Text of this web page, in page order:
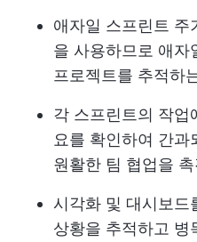
애자일 스프린트 주
을 사용하므로 애자
프로젝트를 추적하
각 스프린트의 작업
요를 확인하여 간과
원활한 팀 협업을
시각화 및 대시보드
상황을 추적하고 병